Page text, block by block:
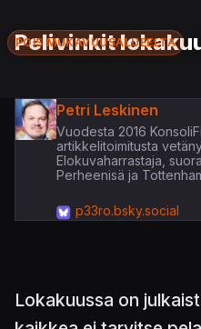
POIS MUKAVUUSALUEELTA
Pelivinkit
Petri Leskinen
Vuodesta 2016
artikkelitoimitusta
Elokuvaharrastaja,
Perheenisä ja
p33ro.bsky.social
Lokakuussa on